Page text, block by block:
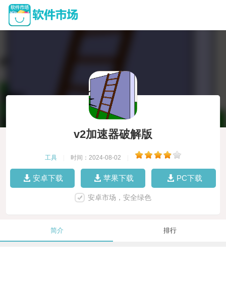
v2加速器破解版
工具 时间：2024-08-02
安卓下载 苹果下载 PC下载
安卓市场，安全绿色
简介 排行